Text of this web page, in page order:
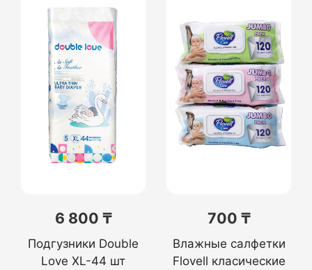
6 800 ₸
Подгузники Double
Love XL-44 шт
700 ₸
Влажные салфетки
Flovell класические